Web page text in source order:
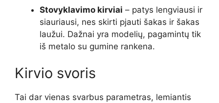
Stovyklavimo kirviai – patys lengviausi ir
siauriausi, nes skirti pjauti šakas ir šakas
laužui. Dažnai yra modelių, pagamintų tik
iš metalo su gumine rankena.
Kirvio svoris
Tai dar vienas svarbus parametras, lemiantis